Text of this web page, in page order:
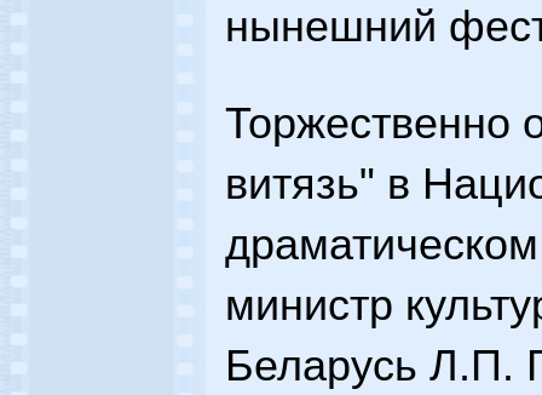
нынешний
Торжественно
витязь" в
министр
Беларусь Л.П.